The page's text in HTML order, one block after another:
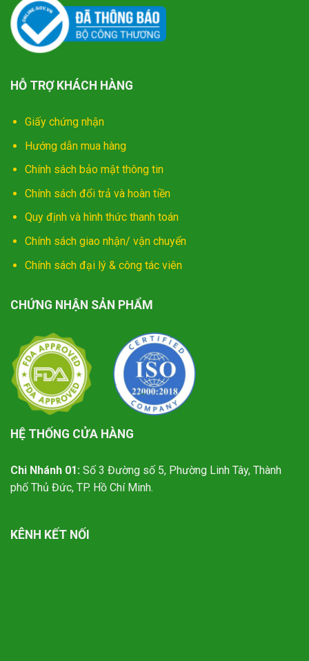
HỖ TRỢ KHÁCH HÀNG
Giấy chứng nhận
Hướng dẫn mua hàng
Chính sách bảo mật thông tin
Chính sách đổi trả và hoàn tiền
Quy định và hình thức thanh toán
Chính sách giao nhận/ vận chuyển
Chính sách đại lý & công tác viên
CHỨNG NHẬN SẢN PHẨM
HỆ THỐNG CỬA HÀNG
Chi Nhánh 01: Số 3 Đường số 5, Phường Linh Tây, Thành
phố Thủ Đức, TP. Hồ Chí Minh.
KÊNH KẾT NỐI